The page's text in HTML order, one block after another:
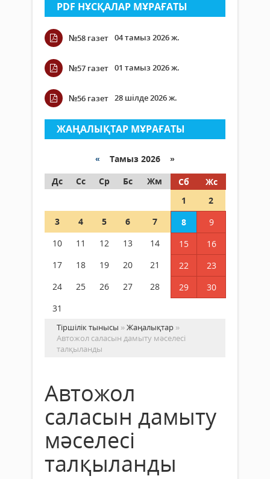
PDF НҰСҚАЛАР МҰРАҒАТЫ
№58 газет 04 тамыз 2026 ж.
№57 газет 01 тамыз 2026 ж.
№56 газет 28 шілде 2026 ж.
ЖАҢАЛЫҚТАР МҰРАҒАТЫ
« Тамыз 2026 »
Дс
Сс Ср Бс Жм Сб
Жс
1
2
3
4 5 6 7 8
9
10
11 12 13 14 15
16
17
18 19 20 21 22
23
24
25 26 27 28 29
30
31
Тіршілік тынысы »Жаңалықтар »
Автожол саласын дамыту мәселесі
талқыланды
Автожол
саласын дамыту
мәселесі
талқыланды